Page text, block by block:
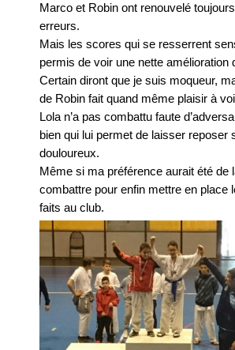
Marco et Robin ont renouvelé
erreurs.
Mais les scores qui se resserrent
permis de voir une nette amélioration
Certain diront que je suis moqueur,
de Robin fait quand même plaisir à
Lola n’a pas combattu faute
bien qui lui permet de laisser reposer
douloureux.
Même si ma préférence aurait été de
combattre pour enfin mettre en place
faits au club.